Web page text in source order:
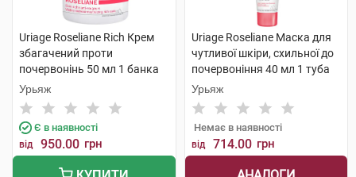
Uriage Roseliane Rich Крем
збагачений проти
почервонінь 50 мл 1 банка
Урьяж
Є в наявності
від 950.00 грн
Uriage Roseliane Маска для
чутливої шкіри, схильної до
почервоніння 40 мл 1 туба
Урьяж
Немає в наявності
від 714.00 грн